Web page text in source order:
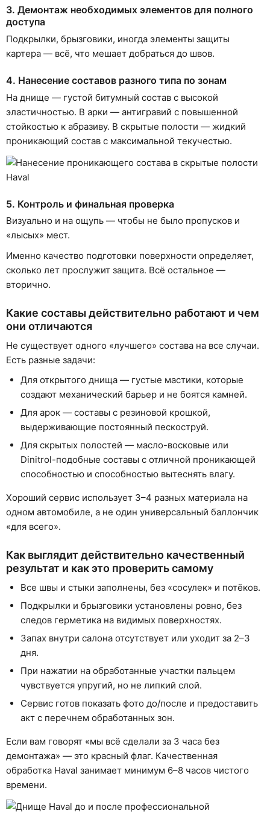
3. Демонтаж необходимых элементов для полного
доступа
Подкрылки, брызговики, иногда элементы защиты
картера — всё, что мешает добраться до швов.
4. Нанесение составов разного типа по зонам
На днище — густой битумный состав с высокой
эластичностью. В арки — антигравий с повышенной
стойкостью к абразиву. В скрытые полости — жидкий
проникающий состав с максимальной текучестью.
5. Контроль и финальная проверка
Визуально и на ощупь — чтобы не было пропусков и
«лысых» мест.
Именно качество подготовки поверхности определяет,
сколько лет прослужит защита. Всё остальное —
вторично.
Какие составы действительно работают и чем
они отличаются
Не существует одного «лучшего» состава на все случаи.
Есть разные задачи:
Для открытого днища — густые мастики, которые
создают механический барьер и не боятся камней.
Для арок — составы с резиновой крошкой,
выдерживающие постоянный пескоструй.
Для скрытых полостей — масло-восковые или
Dinitrol-подобные составы с отличной проникающей
способностью и способностью вытеснять влагу.
Хороший сервис использует 3–4 разных материала на
одном автомобиле, а не один универсальный баллончик
«для всего».
Как выглядит действительно качественный
результат и как это проверить самому
Все швы и стыки заполнены, без «сосулек» и потёков.
Подкрылки и брызговики установлены ровно, без
следов герметика на видимых поверхностях.
Запах внутри салона отсутствует или уходит за 2–3
дня.
При нажатии на обработанные участки пальцем
чувствуется упругий, но не липкий слой.
Сервис готов показать фото до/после и предоставить
акт с перечнем обработанных зон.
Если вам говорят «мы всё сделали за 3 часа без
демонтажа» — это красный флаг. Качественная
обработка Haval занимает минимум 6–8 часов чистого
времени.